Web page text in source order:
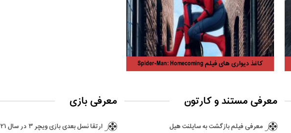
کاغذ دیواری های فیلم Spider-Man: Homecoming
معرفی مستند و کارتون
معرفی فیلم بازگشت به سایلنت هیل
معرفی بازی
ارتقا نسل بعدی بازی ویچر ۳ در سال ۲۰۲۱